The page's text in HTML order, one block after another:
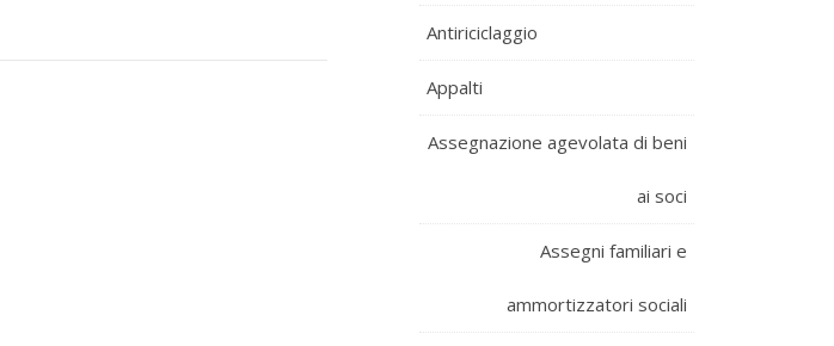
Antiriciclaggio
Appalti
Assegnazione agevolata di beni
ai soci
Assegni familiari e
ammortizzatori sociali